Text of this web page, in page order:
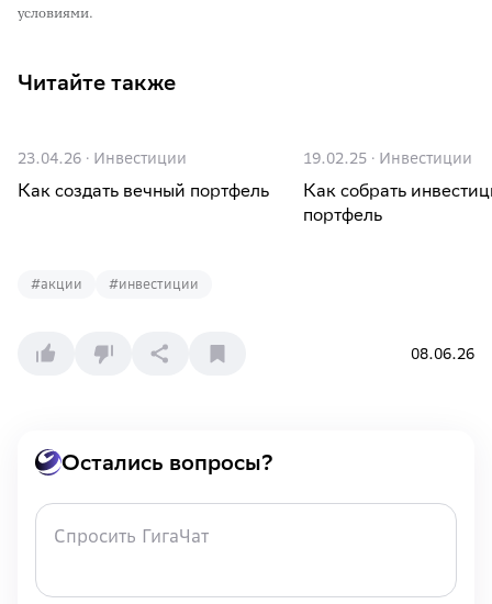
условиями.
Читайте также
23.04.26 · Инвестиции
Как создать вечный портфель
19.02.25 · Инвестиции
Как собрать
портфель
#акции #инвестиции
08.06.26
Остались вопросы?